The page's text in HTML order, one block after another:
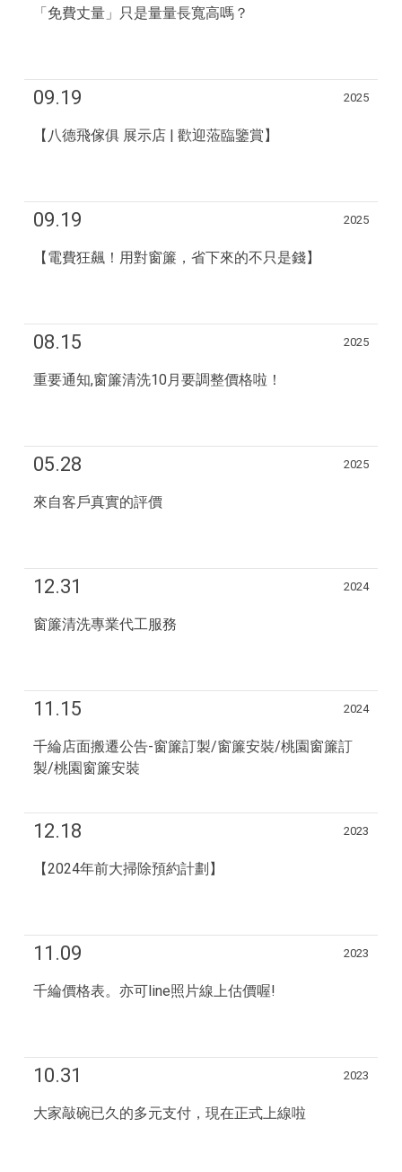
「免費丈量」只是量量長寬高嗎？
09.19 2025
【八德飛傢俱 展示店 | 歡迎蒞臨鑒賞】
09.19 2025
【電費狂飆！用對窗簾，省下來的不只是錢】
08.15 2025
重要通知,窗簾清洗10月要調整價格啦！
05.28 2025
來自客戶真實的評價
12.31 2024
窗簾清洗專業代工服務
11.15 2024
千綸店面搬遷公告-窗簾訂製/窗簾安裝/桃園窗簾訂
製/桃園窗簾安裝
12.18 2023
【2024年前大掃除預約計劃】
11.09 2023
千綸價格表。亦可line照片線上估價喔!
10.31 2023
大家敲碗已久的多元支付，現在正式上線啦